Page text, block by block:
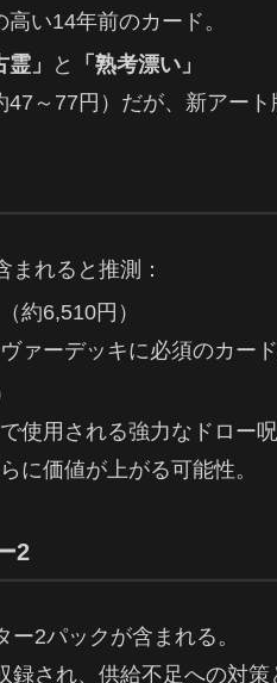
い14年前のカード。
」
と
「熟考漂い」
～77円）だが、新アート
まれると推測：
（約6,510円）
ァーデッキに必須のカード
使用される強力なドロー呪
に価値が上がる可能性。
2
2パックが含まれる。
され、供給不足への対策